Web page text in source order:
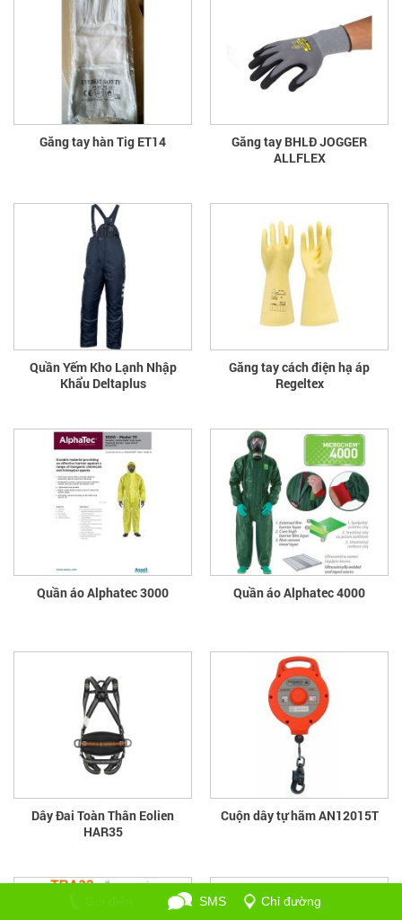
Găng tay hàn Tig ET14
Găng tay BHLĐ JOGGER
ALLFLEX
Quần Yếm Kho Lạnh Nhập
Khẩu Deltaplus
Găng tay cách điện hạ áp
Regeltex
Quần áo Alphatec 3000 Quần áo Alphatec 4000
Dây Đai Toàn Thân Eolien
HAR35
Cuộn dây tự hãm AN12015T
SMS Chỉ đường